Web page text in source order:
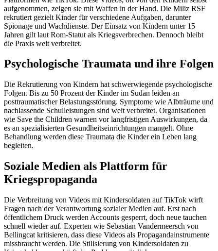
aufgenommen, zeigen sie mit Waffen in der Hand. Die Miliz RSF
rekrutiert gezielt Kinder für verschiedene Aufgaben, darunter
Spionage und Wachdienste. Der Einsatz von Kindern unter 15
Jahren gilt laut Rom-Statut als Kriegsverbrechen. Dennoch bleibt
die Praxis weit verbreitet.
Psychologische Traumata und ihre Folgen
Die Rekrutierung von Kindern hat schwerwiegende psychologische
Folgen. Bis zu 50 Prozent der Kinder im Sudan leiden an
posttraumatischer Belastungsstörung. Symptome wie Albträume und
nachlassende Schulleistungen sind weit verbreitet. Organisationen
wie Save the Children warnen vor langfristigen Auswirkungen, da
es an spezialisierten Gesundheitseinrichtungen mangelt. Ohne
Behandlung werden diese Traumata die Kinder ein Leben lang
begleiten.
Soziale Medien als Plattform für
Kriegspropaganda
Die Verbreitung von Videos mit Kindersoldaten auf TikTok wirft
Fragen nach der Verantwortung sozialer Medien auf. Erst nach
öffentlichem Druck werden Accounts gesperrt, doch neue tauchen
schnell wieder auf. Experten wie Sebastian Vandermeersch von
Bellingcat kritisieren, dass diese Videos als Propagandainstrumente
missbraucht werden. Die Stilisierung von Kindersoldaten zu